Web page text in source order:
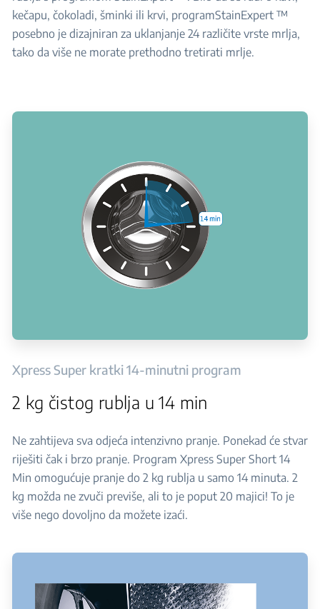
kečapu, čokoladi, šminki ili krvi, programStainExpert ™
posebno je dizajniran za uklanjanje 24 različite vrste mrlja,
tako da više ne morate prethodno tretirati mrlje.
Xpress Super kratki 14-minutni program
2 kg čistog rublja u 14 min
Ne zahtijeva sva odjeća intenzivno pranje. Ponekad će stvar
riješiti čak i brzo pranje. Program Xpress Super Short 14
Min omogućuje pranje do 2 kg rublja u samo 14 minuta. 2
kg možda ne zvuči previše, ali to je poput 20 majici! To je
više nego dovoljno da možete izaći.